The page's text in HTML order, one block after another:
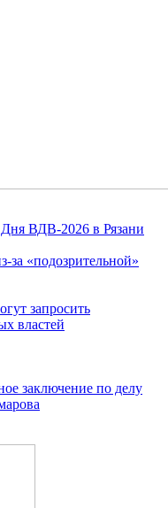
ВДВ-2026 в Рязани
за «подозрительной»
запросить
властей
заключение по делу